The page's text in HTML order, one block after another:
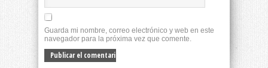
Guarda mi nombre, correo electrónico y web en este
navegador para la próxima vez que comente.